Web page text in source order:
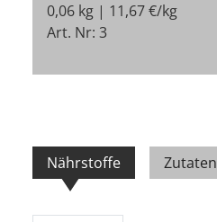
0,06 kg | 11,67 €/kg
Art. Nr: 3
Nährstoffe Zutaten